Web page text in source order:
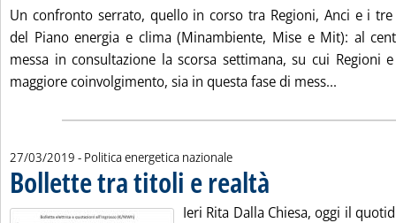
Un confronto serrato, quello in corso tra Regioni, Anci e i
del Piano energia e clima (Minambiente, Mise e Mit): al
messa in consultazione la scorsa settimana, su cui Regioni
maggiore coinvolgimento, sia in questa fase di mess...
27/03/2019 - Politica energetica nazionale
Bollette tra titoli e realtà
Ieri Rita Dalla Chiesa, oggi il